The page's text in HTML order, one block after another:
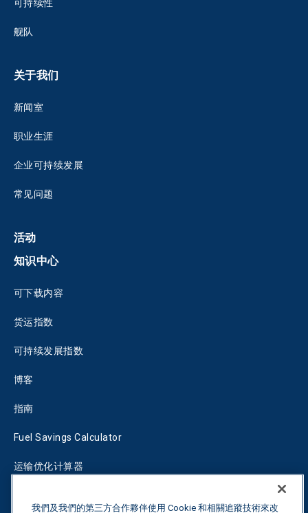
可持续性
舰队
关于我们
新闻室
职业生涯
企业可持续发展
常见问题
活动
知识中心
可下载内容
货运指数
可持续发展指数
博客
指南
Fuel Savings Calculator
运输优化计算器
我們及我們的第三方合作夥伴使用 Cookie 和相關追蹤技術來改